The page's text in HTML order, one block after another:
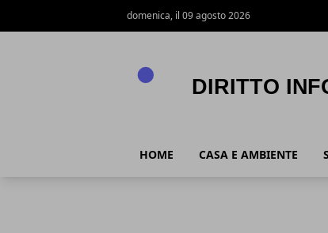
domenica, il 09 agosto 2026
HOME CASA E AMBIENTE